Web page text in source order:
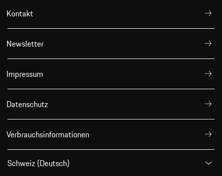
Kontakt
Newsletter
Impressum
Datenschutz
Verbrauchsinformationen
Schweiz (Deutsch)